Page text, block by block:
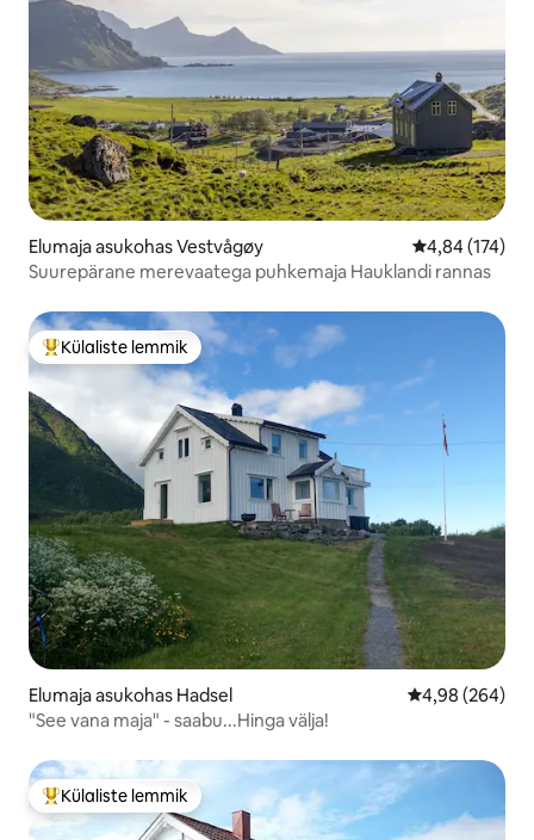
Elumaja asukohas Vestvågøy Keskmine
4,84 (174)
Suurepärane merevaatega puhkemaja Hauklandi rannas
Külaliste suur lemmik
Külaliste lemmik
Elumaja asukohas Hadsel Keskmine
4,98 (264)
"See vana maja" - saabu...Hinga välja!
Külaliste suur lemmik
Külaliste lemmik